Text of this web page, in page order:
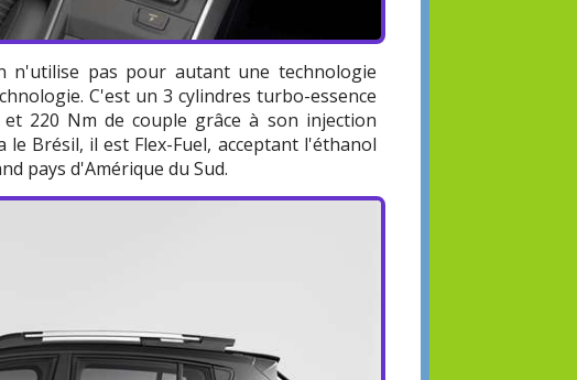
n'utilise pas pour autant une technologie
C'est un 3 cylindres turbo-essence
220 Nm de couple grâce à son injection
Brésil, il est Flex-Fuel, acceptant l'éthanol
pays d'Amérique du Sud.